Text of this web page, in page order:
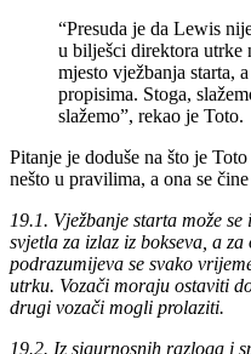
“Presuda je da Lewis
u bilješci direktora utrke
mjesto vježbanja starta,
propisima. Stoga,
slažemo”, rekao je Toto.
Pitanje je doduše na što je
nešto u pravilima, a ona se
19.1. Vježbanje starta može
svjetla za izlaz iz bokseva, a
podrazumijeva se svako
utrku. Vozači moraju ostaviti
drugi vozači mogli prolaziti.
19.2. Iz sigurnosnih razloga i